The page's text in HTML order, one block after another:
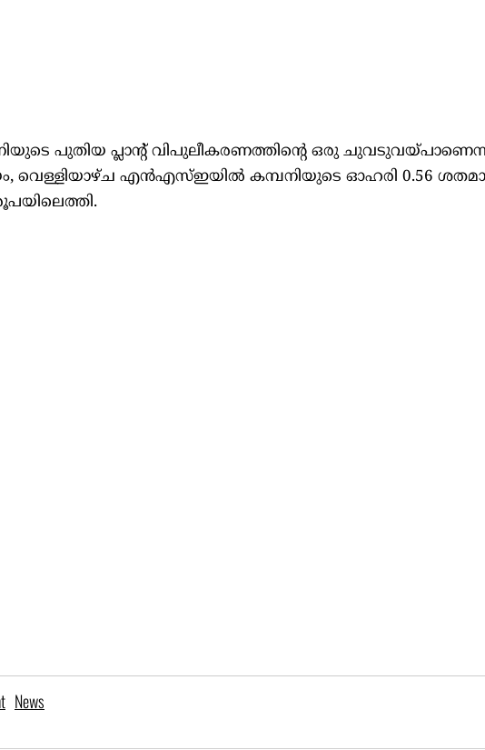
പുതിയ പ്ലാന്റ് വിപുലീകരണത്തിന്റെ ഒരു
എൻഎസ്ഇയിൽ കമ്പനിയുടെ ഓഹരി 0.56
News